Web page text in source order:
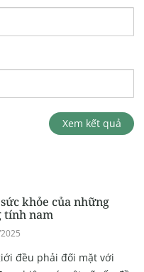
Xem kết quả
khỏe của những
tính nam
đều phải đối mặt với